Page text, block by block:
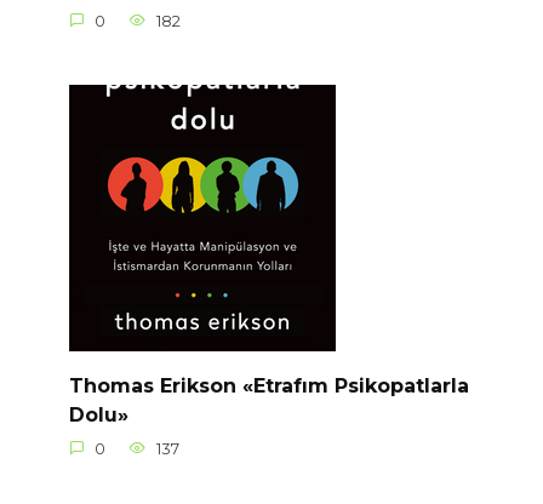
0 182
Thomas Erikson «Etrafım Psikopatlarla
Dolu»
0 137